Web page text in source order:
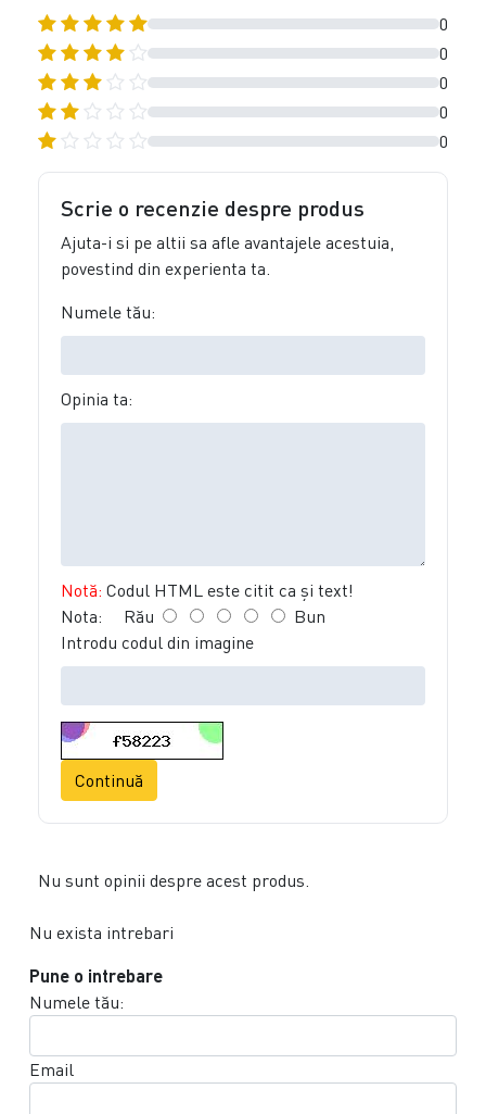
0
0
0
0
0
Scrie o recenzie despre produs
Ajuta-i si pe altii sa afle avantajele acestuia,
povestind din experienta ta.
Numele tău:
Opinia ta:
Notă: Codul HTML este citit ca şi text!
Nota: Rău
Bun
Introdu codul din imagine
Continuă
Nu sunt opinii despre acest produs.
Nu exista intrebari
Pune o intrebare
Numele tău:
Email